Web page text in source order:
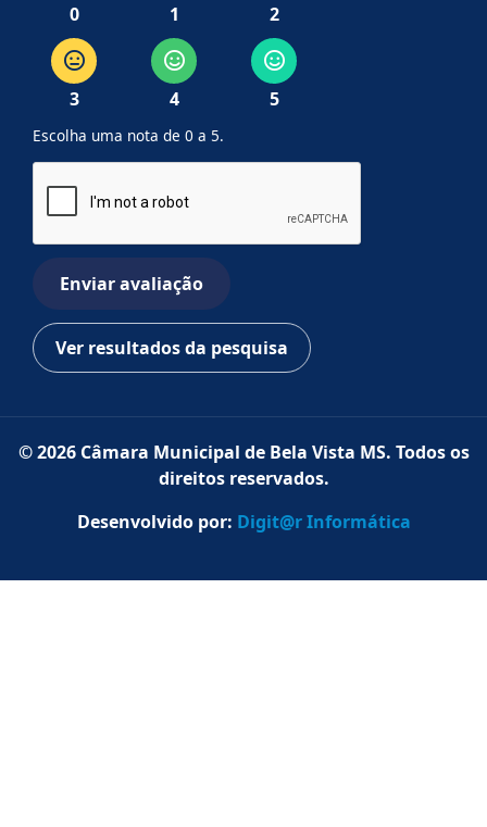
0 1 2
3 4 5
Escolha uma nota de 0 a 5.
Enviar avaliação
Ver resultados da pesquisa
© 2026 Câmara Municipal de Bela Vista MS. Todos os
direitos reservados.
Desenvolvido por: Digit@r Informática